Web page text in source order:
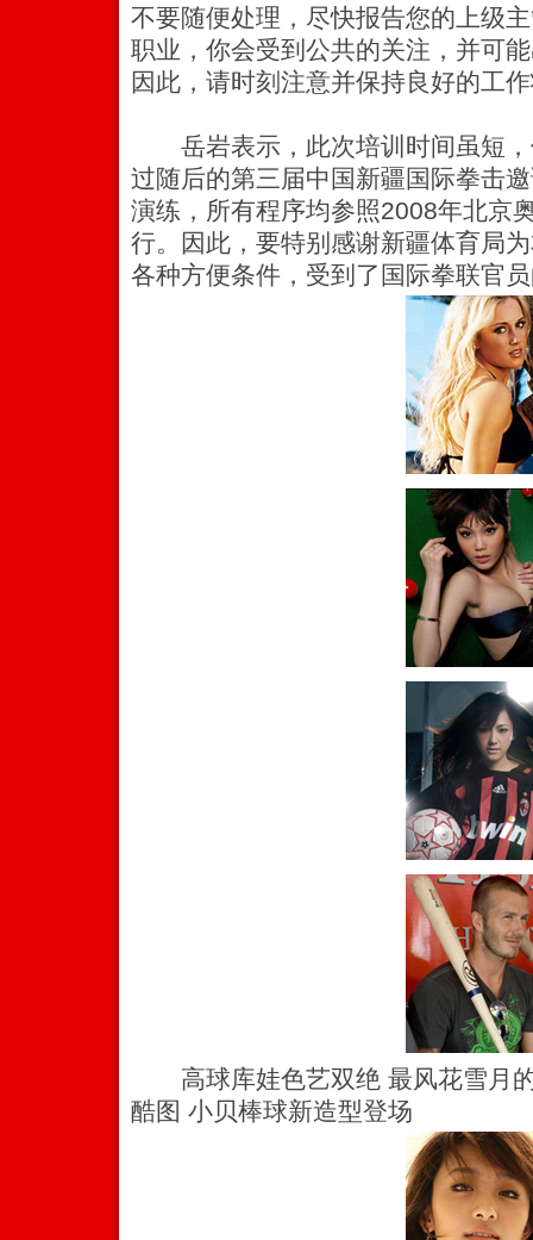
不要随便处理，尽快报告您的上级
职业，你会受到公共的关注，并可
因此，请时刻注意并保持良好的工
岳岩表示，此次培训时间虽短，
过随后的第三届中国新疆国际拳击
演练，所有程序均参照2008年北京
行。因此，要特别感谢新疆体育局
各种方便条件，受到了国际拳联官
高球库娃色艺双绝 最风花雪月
酷图 小贝棒球新造型登场